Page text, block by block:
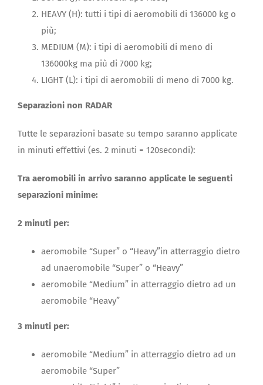
HEAVY (H): tutti i tipi di aeromobili di 136000 kg o
più;
MEDIUM (M): i tipi di aeromobili di meno di
136000kg ma più di 7000 kg;
LIGHT (L): i tipi di aeromobili di meno di 7000 kg.
Separazioni non RADAR
Tutte le separazioni basate su tempo saranno applicate
in minuti effettivi (es. 2 minuti = 120secondi):
Tra aeromobili in arrivo saranno applicate le seguenti
separazioni minime:
2 minuti per:
aeromobile “Super” o “Heavy”in atterraggio dietro
ad unaeromobile “Super” o “Heavy”
aeromobile “Medium” in atterraggio dietro ad un
aeromobile “Heavy”
3 minuti per:
aeromobile “Medium” in atterraggio dietro ad un
aeromobile “Super”